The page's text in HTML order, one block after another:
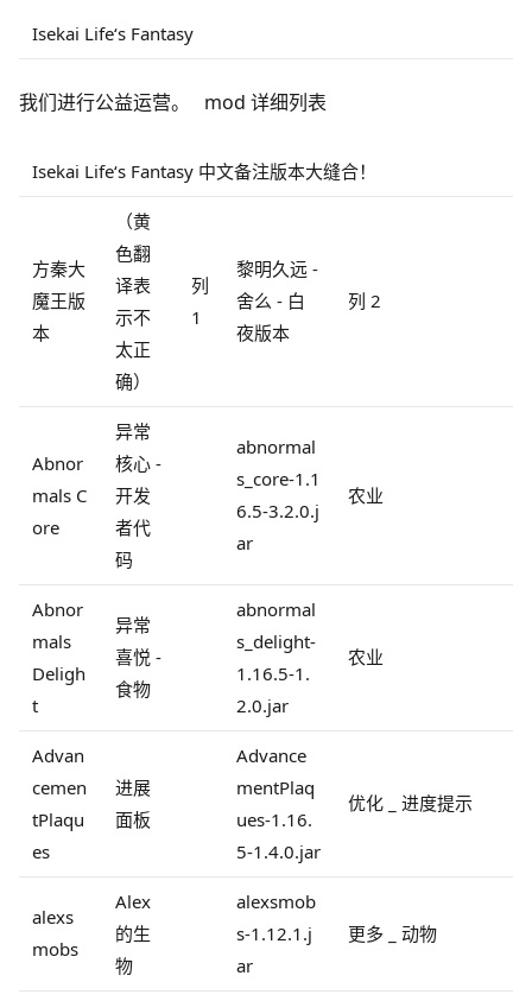
Isekai Life‘s Fantasy
我们进行公益运营。 mod 详细列表
Isekai Life‘s Fantasy 中文备注版本大缝合！
方秦大
魔王版
本
（黄
色翻
译表
示不
太正
确）
列
1
黎明久远 -
舍么 - 白
夜版本
列 2
Abnor
mals C
ore
异常
核心 -
开发
者代
码
abnormal
s_core-1.1
6.5-3.2.0.j
ar
农业
Abnor
mals
Deligh
t
异常
喜悦 -
食物
abnormal
s_delight-
1.16.5-1.
2.0.jar
农业
Advan
cemen
tPlaqu
es
进展
面板
Advance
mentPlaq
ues-1.16.
5-1.4.0.jar
优化 _ 进度提示
alexs
mobs
Alex
的生
物
alexsmob
s-1.12.1.j
ar
更多 _ 动物